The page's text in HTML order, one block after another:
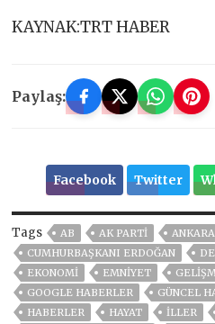
KAYNAK:TRT HABER
Paylaş:
Facebook Twitter
Tags AB AK PARTİ ANKARA
CUMHURBAŞKANI ERDOĞAN
EKONOMİ
EMNİYET
GOOGLE HABERLER
GÜNCEL
HABERLER
HAYAT İLLER